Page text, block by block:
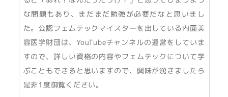
な問題もあり、まだまだ勉強が必要だなと思いまし
た。公認フェムテックマイスターを出している内面美
容医学財団は、YouTubeチャンネルの運営をしていま
すので、詳しい資格の内容やフェムテックについて学
ぶこともできると思いますので、興味が湧きましたら
是非1度御覧ください。